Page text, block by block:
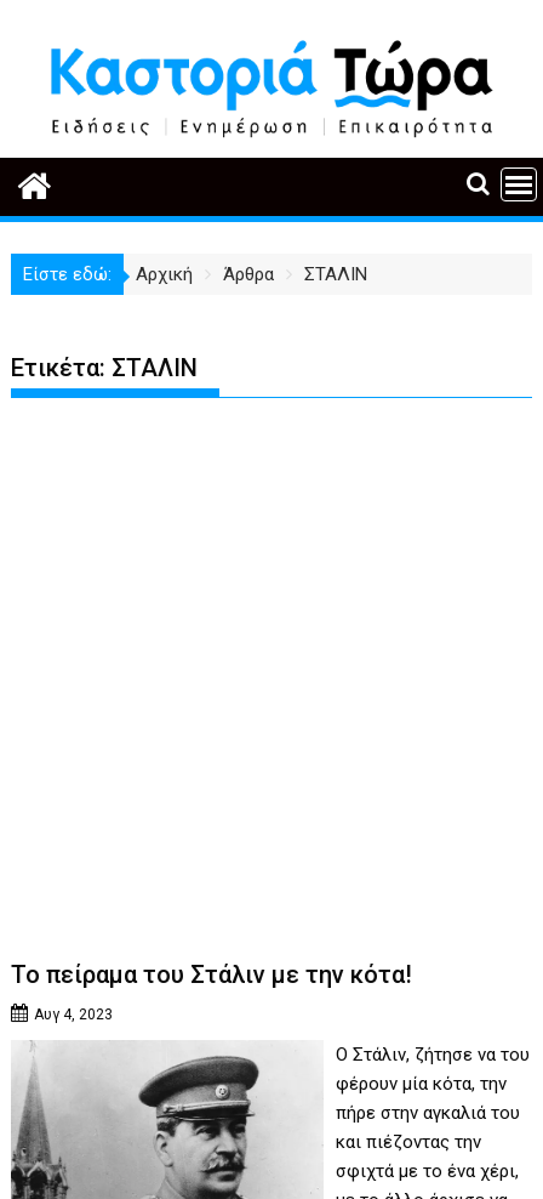
περιεχόμενο
Είστε εδώ: Αρχική Άρθρα ΣΤΑΛΙΝ
Ετικέτα: ΣΤΑΛΙΝ
Το πείραμα του Στάλιν με την κότα!
Αυγ 4, 2023
Ο Στάλιν, ζήτησε να του
φέρουν μία κότα, την
πήρε στην αγκαλιά του
και πιέζοντας την
σφιχτά με το ένα χέρι,